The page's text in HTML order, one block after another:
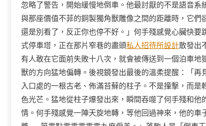
忽略了警告，開始緩慢地倒車。他最討厭的不是語音
與那座價值不菲的銅製獨角獸雕像之間的距離時，它
還是別看了，反正你也停不好。」何手殘感覺心臟快
式停車塔，正在那片窄巷的盡頭私人招待所設計散發出
有人敢在它面前失敗十八次，就會被傳送到一個泊車
獸的方向猛地偏轉。後視鏡發出最後的溫柔提醒：「
入口處的一根古老、佈滿苔蘚的柱子。不是撞擊，而
色光芒。猛地從柱子爆發出來，瞬間吞噬了何手殘和
情。何手殘感覺一陣天旋地轉，等他回過神來，他的